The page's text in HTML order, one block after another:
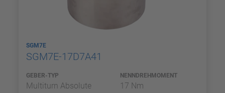
SGM7E
SGM7E-17D7A41
GEBER-TYP
Multiturn Absolute
NENNDREHMOMENT
17 Nm